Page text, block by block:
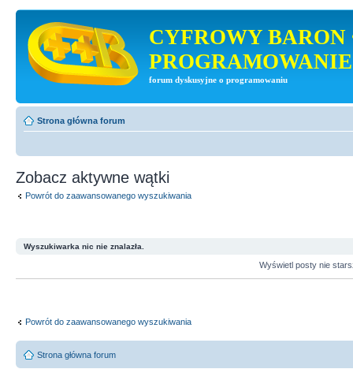
CYFROWY BARON
PROGRAMOWANIE
forum dyskusyjne o programowaniu
Strona główna forum
Zobacz aktywne wątki
Powrót do zaawansowanego wyszukiwania
Wyszukiwarka nic nie znalazła.
Wyświetl posty nie
Powrót do zaawansowanego wyszukiwania
Strona główna forum